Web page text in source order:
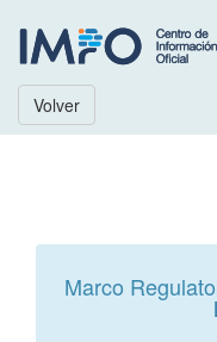
Volver
Marco